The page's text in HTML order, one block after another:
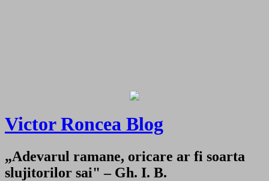
Victor Roncea Blog
„Adevarul ramane, oricare ar fi soarta
slujitorilor sai" – Gh. I. B.